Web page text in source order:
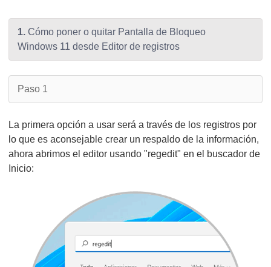
1. Cómo poner o quitar Pantalla de Bloqueo
Windows 11 desde Editor de registros
Paso 1
La primera opción a usar será a través de los registros por
lo que es aconsejable crear un respaldo de la información,
ahora abrimos el editor usando "regedit" en el buscador de
Inicio: